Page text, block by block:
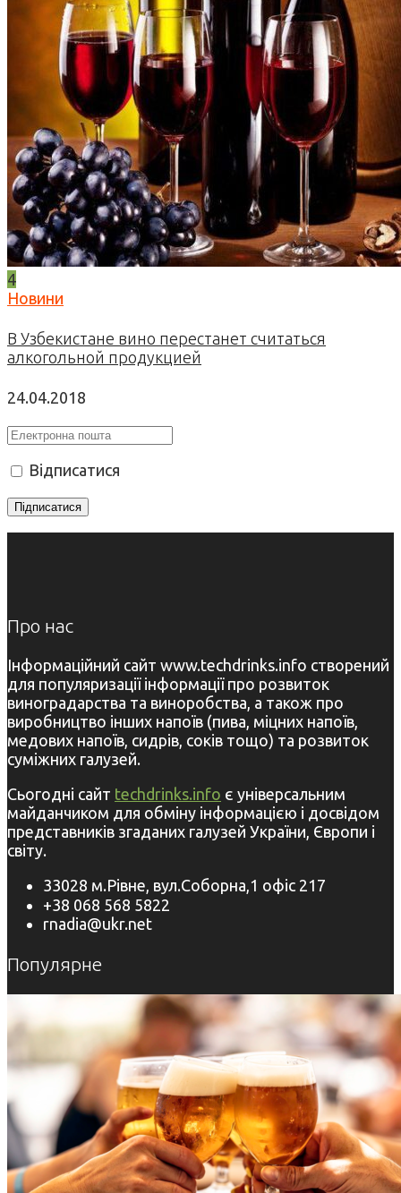
4
Новини
В Узбекистане вино перестанет считаться
алкогольной продукцией
24.04.2018
Відписатися
Про нас
Інформаційний сайт www.techdrinks.info створений
для популяризації інформації про розвиток
виноградарства та виноробства, а також про
виробництво інших напоїв (пива, міцних напоїв,
медових напоїв, сидрів, соків тощо) та розвиток
суміжних галузей.
Сьогодні сайт techdrinks.info є універсальним
майданчиком для обміну інформацією і досвідом
представників згаданих галузей України, Європи і
світу.
33028 м.Рівне, вул.Соборна,1 офіс 217
+38 068 568 5822
rnadia@ukr.net
Популярне